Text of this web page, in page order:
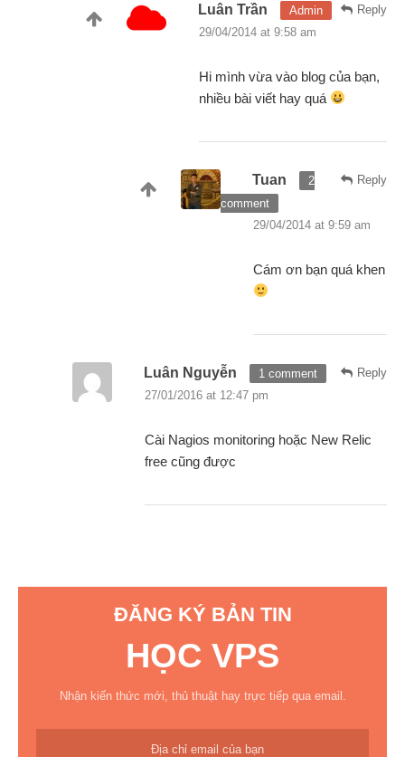
Reply
Luân Trần
Admin
29/04/2014 at 9:58 am
Hi mình vừa vào blog của bạn,
nhiều bài viết hay quá
Reply
Tuan
2
comment
29/04/2014 at 9:59 am
Cám ơn bạn quá khen
Reply
Luân Nguyễn
1 comment
27/01/2016 at 12:47 pm
Cài Nagios monitoring hoặc New Relic
free cũng được
ĐĂNG KÝ BẢN TIN
HỌC VPS
Nhận kiến thức mới, thủ thuật hay trực tiếp qua email.